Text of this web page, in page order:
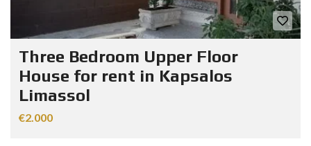
Three Bedroom Upper Floor
House for rent in Kapsalos
Limassol
€2.000